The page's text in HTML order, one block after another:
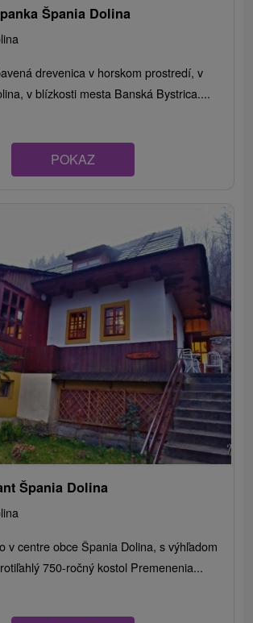
Špania Dolina
drevenica v horskom prostredí, v
v blízkosti mesta Banská Bystrica....
POKAZ
Špania Dolina
v centre obce Špania Dolina, s výhľadom
750-ročný kostol Premenenia...